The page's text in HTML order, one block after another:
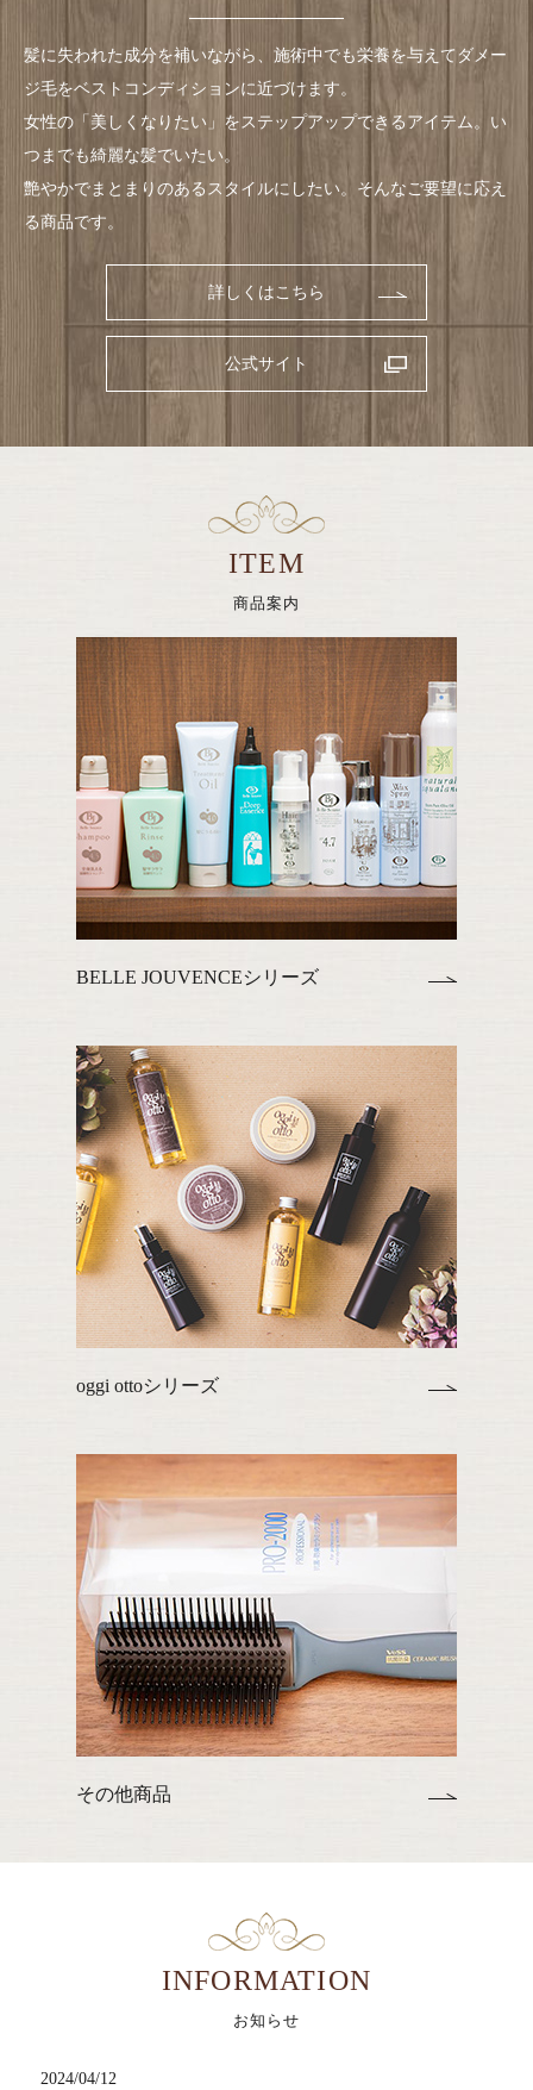
髪に失われた成分を補いながら、 施術中でも栄養を与えてダメー
ジ毛をベストコンディションに近づけます。
女性の「美しくなりたい」をステップアップできるアイテム。 い
つまでも綺麗な髪でいたい。
艶やかでまとまりのあるスタイルにしたい。 そんなご要望に応え
る商品です。
詳しくはこちら
公式サイト
ITEM
商品案内
BELLE JOUVENCEシリーズ
oggi ottoシリーズ
その他商品
INFORMATION
お知らせ
2024/04/12